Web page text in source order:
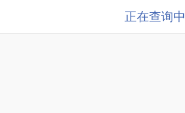
正在查询中